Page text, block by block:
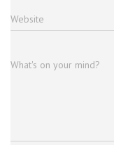
Website
What's on your mind?